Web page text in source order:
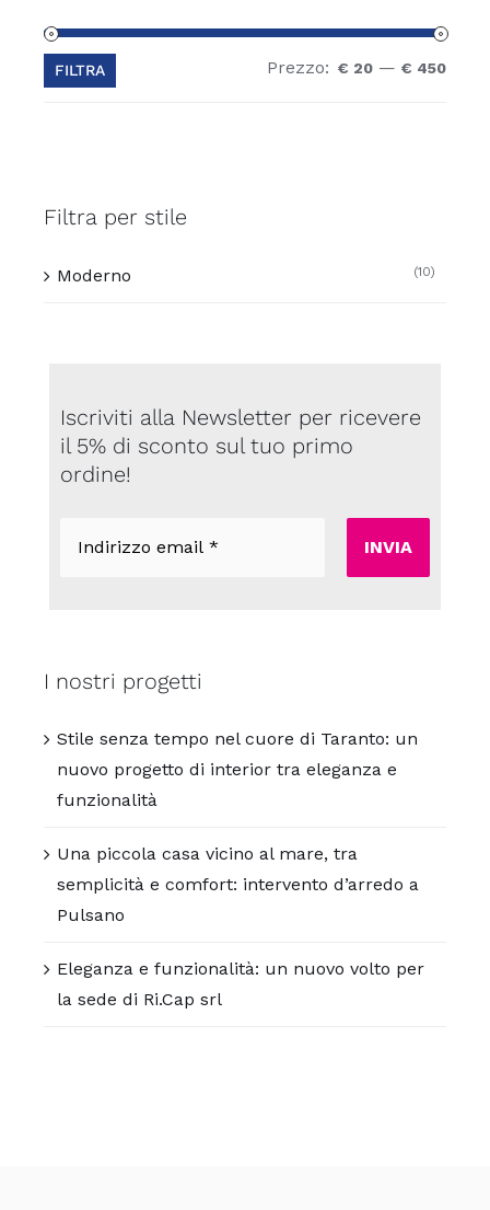
FILTRA Prezzo: € 20 — € 450
Filtra per stile
Moderno (10)
Iscriviti alla Newsletter per ricevere
il 5% di sconto sul tuo primo
ordine!
email
I nostri progetti
Stile senza tempo nel cuore di Taranto: un
nuovo progetto di interior tra eleganza e
funzionalità
Una piccola casa vicino al mare, tra
semplicità e comfort: intervento d’arredo a
Pulsano
Eleganza e funzionalità: un nuovo volto per
la sede di Ri.Cap srl